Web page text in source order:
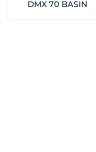
DMX 70 BASIN